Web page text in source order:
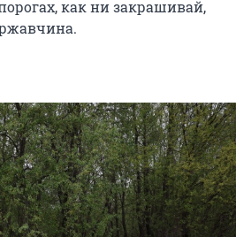
как ни закрашивай,